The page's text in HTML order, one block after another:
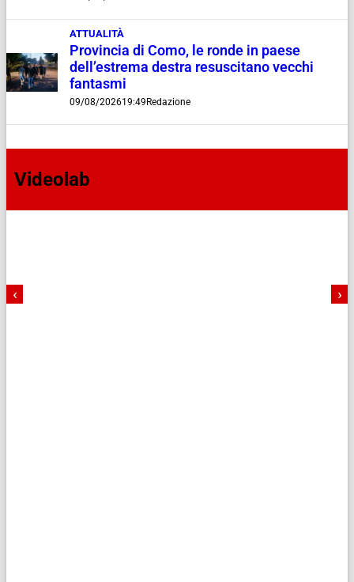
ATTUALITÀ
Provincia di Como, le ronde in paese
dell’estrema destra resuscitano vecchi
fantasmi
09/08/202619:49 Redazione
Videolab
‹ ›